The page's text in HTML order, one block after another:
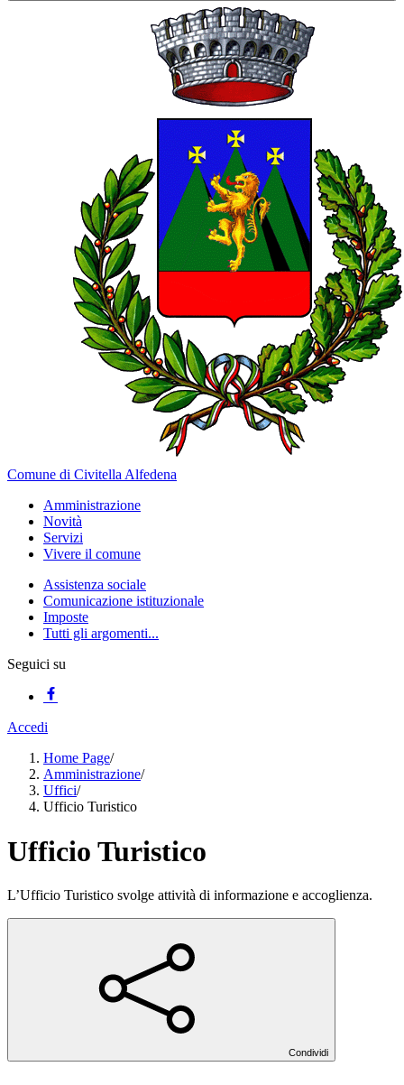
Comune di Civitella Alfedena
Amministrazione
Novità
Servizi
Vivere il comune
Assistenza sociale
Comunicazione istituzionale
Imposte
Tutti gli argomenti...
Seguici su
Accedi
Home Page/
Amministrazione/
Uffici/
Ufficio Turistico
Ufficio Turistico
L’Ufficio Turistico svolge attività di informazione e accoglienza.
Condividi